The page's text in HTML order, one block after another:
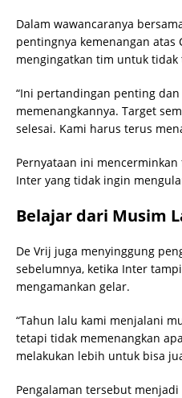
Dalam wawancaranya
pentingnya kemenangan atas
mengingatkan tim untuk tidak
“Ini pertandingan penting
memenangkannya. Target
selesai. Kami harus terus
Pernyataan ini
Inter yang tidak ingin
Belajar dari Musim
De Vrij juga menyinggung
sebelumnya, ketika Inter
mengamankan gelar.
“Tahun lalu kami menjalani
tetapi tidak memenangkan
melakukan lebih untuk bisa
Pengalaman tersebut